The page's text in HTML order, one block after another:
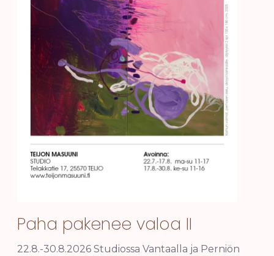
Paha pakenee valoa II
22.8.-30.8.2026 Studiossa Vantaalla ja Perniön